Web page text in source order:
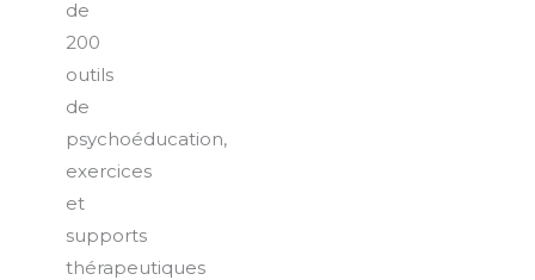
de
200
outils
de
psychoéducation,
exercices
et
supports
thérapeutiques